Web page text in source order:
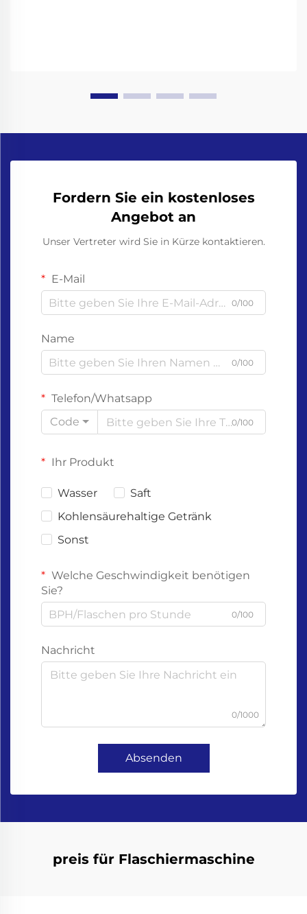
Fordern Sie ein kostenloses
Angebot an
Unser Vertreter wird Sie in Kürze kontaktieren.
E-Mail
0/100
Name
0/100
Telefon/Whatsapp
Code
0/100
Ihr Produkt
Wasser
Saft
Kohlensäurehaltige Getränk
Sonst
Welche Geschwindigkeit benötigen
Sie?
0/100
Nachricht
0/1000
Absenden
preis für Flaschiermaschine